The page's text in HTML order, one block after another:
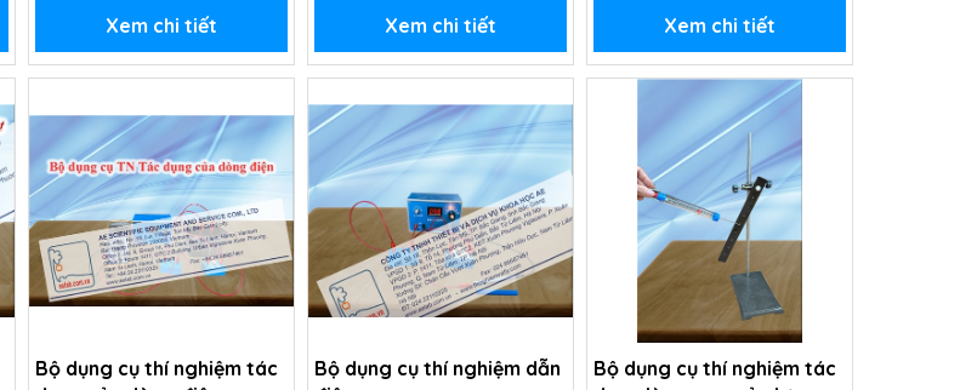
Xem chi tiết Xem chi tiết Xem chi tiết
Bộ dụng cụ thí nghiệm tác
Bộ dụng cụ thí nghiệm dẫn
Bộ dụng cụ thí nghiệm tác